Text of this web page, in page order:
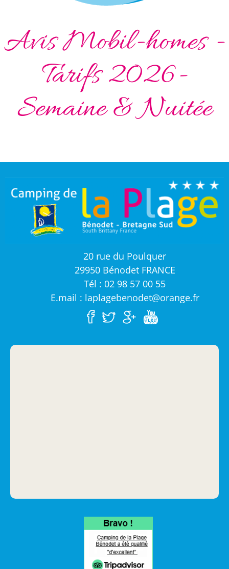
Avis Mobil-homes -
Tarifs 2026-
Semaine & Nuitée
20 rue du Poulquer
29950 Bénodet FRANCE
Tél : 02 98 57 00 55
E.mail : laplagebenodet@orange.fr